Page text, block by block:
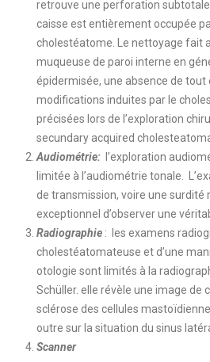
retrouve une perforation
caisse est entièrement occupée
cholestéatome. Le nettoyage fait
muqueuse de paroi interne en
épidermisée, une absence de tout
modifications induites par le
précisées lors de l’exploration
secundary acquired
Audiométrie: l’exploration
limitée à l’audiométrie tonale.
de transmission, voire une surdité
exceptionnel d’observer une
Radiographie: les examens
cholestéatomateuse et d’une
otologie sont limités à la
Schüller. elle révèle une image de
sclérose des cellules
outre sur la situation du sinus
Scanner